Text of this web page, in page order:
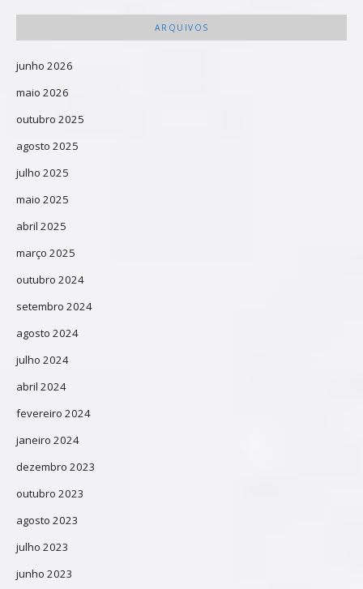
ARQUIVOS
junho 2026
maio 2026
outubro 2025
agosto 2025
julho 2025
maio 2025
abril 2025
março 2025
outubro 2024
setembro 2024
agosto 2024
julho 2024
abril 2024
fevereiro 2024
janeiro 2024
dezembro 2023
outubro 2023
agosto 2023
julho 2023
junho 2023